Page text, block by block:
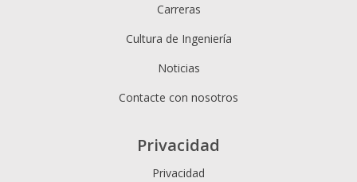
Carreras
Cultura de Ingeniería
Noticias
Contacte con nosotros
Privacidad
Privacidad